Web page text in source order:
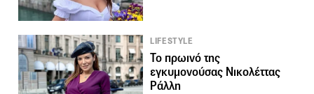
LIFESTYLE
Το πρωινό της
εγκυμονούσας Νικολέττας
Ράλλη